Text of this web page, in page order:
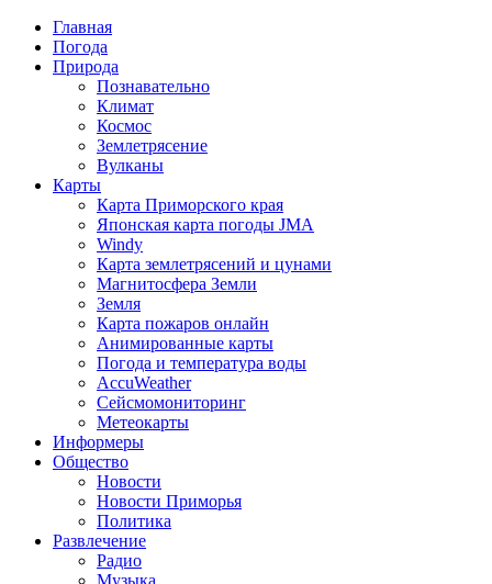
Главная
Погода
Природа
Познавательно
Климат
Космос
Землетрясение
Вулканы
Карты
Карта Приморского края
Японская карта погоды JMA
Windy
Карта землетрясений и цунами
Магнитосфера Земли
Земля
Карта пожаров онлайн
Анимированные карты
Погода и температура воды
AccuWeather
Сейсмомониторинг
Метеокарты
Информеры
Общество
Новости
Новости Приморья
Политика
Развлечение
Радио
Музыка